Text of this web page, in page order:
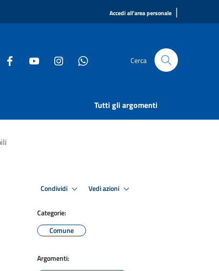
Accedi all'area personale |
Cerca
Tutti gli argomenti
Condividi Vedi azioni
Categorie:
Comune
Argomenti: